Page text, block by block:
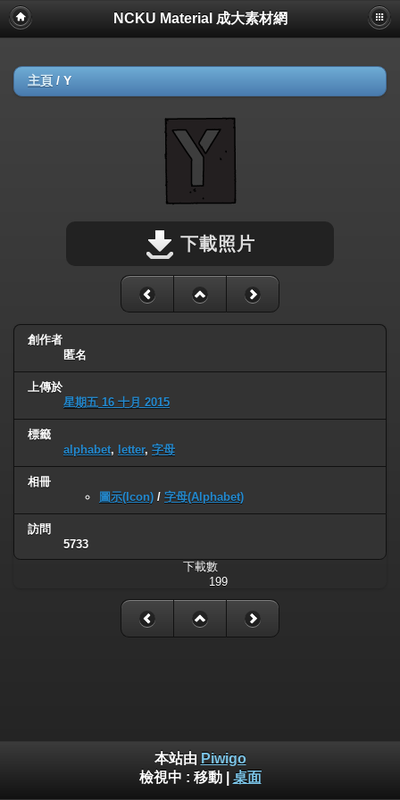
NCKU Material 成大素材網
主頁 / Y
下載照片
創作者
匿名
上傳於
星期五 16 十月 2015
標籤
alphabet, letter, 字母
相冊
圖示(Icon) / 字母(Alphabet)
訪問
5733
下載數
199
本站由 Piwigo
檢視中 : 移動| 桌面